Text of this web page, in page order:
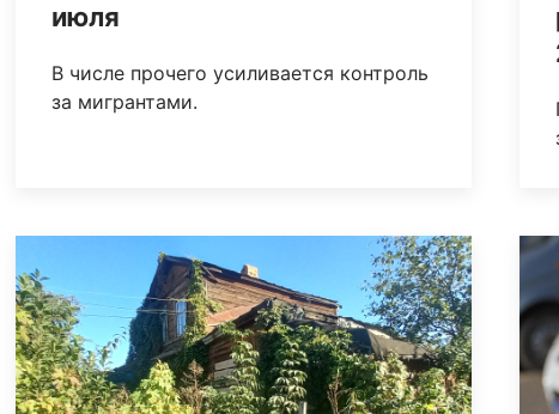
июля
В числе прочего усиливается контроль
за мигрантами.